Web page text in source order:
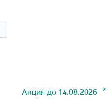
Акция до 14.08.2026